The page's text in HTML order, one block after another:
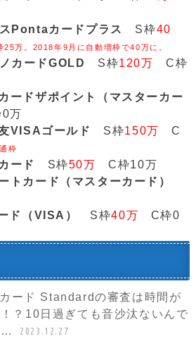
Pontaカードプラス S枠40
万。2018年9月に自動増枠で40万に。
カードGOLD S枠120万 C枠
ードザポイント（マスターカー
万
VISAゴールド S枠150万
C
枠
ード S枠50万 C枠10万
トカード（マスターカード）
ド（VISA） S枠40万 C枠0
ード Standardの審査は時間が
？10日過ぎても音沙汰ないんで
…
2023.12.27